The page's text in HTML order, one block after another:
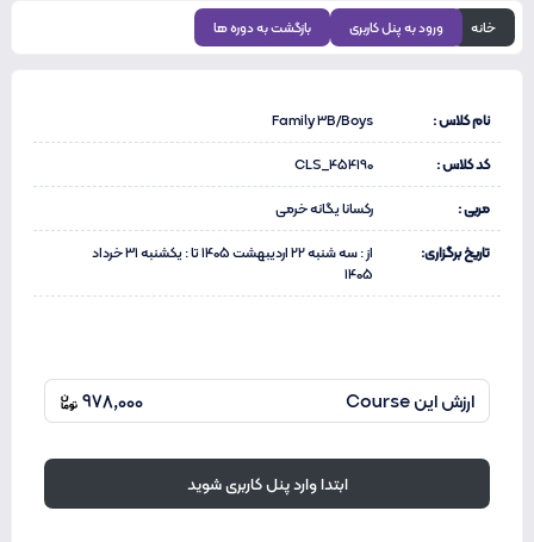
خانه ورود به پنل کاربری بازگشت به دوره ها
نام کلاس :
Family 3B/Boys
کد کلاس :
CLS_454190
مربی :
رکسانا یگانه خرمی
تاریخ برگزاری:
از : سه شنبه 22 اردیبهشت 1405 تا : یکشنبه 31 خرداد
1405
ارزش این Course 978,000
ابتدا وارد پنل کاربری شوید